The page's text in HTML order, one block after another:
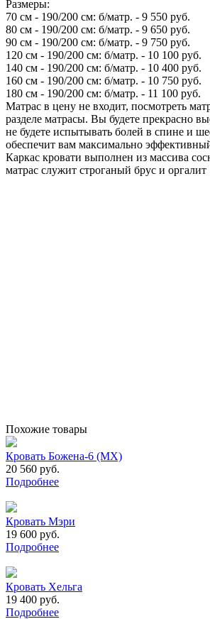
Размеры:
70 см - 190/200 см: б/матр. - 9 550 руб.
80 см - 190/200 см: б/матр. - 9 650 руб.
90 см - 190/200 см: б/матр. - 9 750 руб.
120 см - 190/200 см: б/матр. - 10 100 руб.
140 см - 190/200 см: б/матр. - 10 400 руб.
160 см - 190/200 см: б/матр. - 10 750 руб.
180 см - 190/200 см: б/матр. - 11 100 руб.
Матрас в цену не входит, посмотреть
разделе матрасы. Вы будете прекрасно
не будете испытывать болей в спине и
обеспечит вам максимально
Каркас кровати выполнен из массива
матрас служит строганый брус и оргалит
Похожие товары
Кровать Божена-6 (МХ)
20 560 руб.
Подробнее
Кровать Мэри
19 600 руб.
Подробнее
Кровать Хельга
19 400 руб.
Подробнее